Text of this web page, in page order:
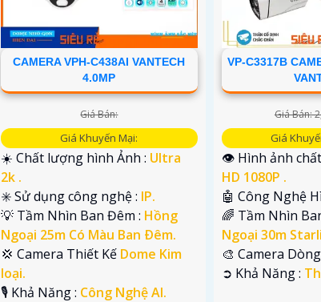
CAMERA VPH-C438AI VANTECH
4.0MP
Giá Bán:
Giá Khuyến Mại:
☀️ Chất lượng hình Ảnh : Ultra
2k .
✳️ Sử dụng công nghệ : IP.
💡 Tầm Nhìn Ban Đêm : Hồng
Ngoại 25m Có Màu Ban Ðêm.
💢 Camera Thiết Kế Dome Kim
loại.
️🎙 Khả Năng : Công Nghệ AI.
VP-C3317B
Giá Bán:
Giá
👁 Hình ảnh
HD 1080P .
🤖️ Công Nghệ
🌈 Tầm Nhìn
Ngoại 30m
🎨 Camera Dòng
️➲ Khả Năng :